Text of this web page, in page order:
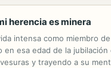
herencia es minera
intensa como miembro
en esa edad de la
y trayendo a su